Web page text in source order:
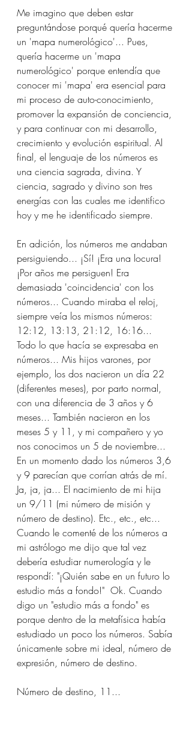
Me imagino que deben estar
preguntándose porqué quería hacerme
un 'mapa numerológico'... Pues,
quería hacerme un 'mapa
numerológico' porque entendía que
conocer mi 'mapa' era esencial para
mi proceso de auto-conocimiento,
promover la expansión de conciencia,
y para continuar con mi desarrollo,
crecimiento y evolución espiritual. Al
final, el lenguaje de los números es
una ciencia sagrada, divina. Y
ciencia, sagrado y divino son tres
energías con las cuales me identifico
hoy y me he identificado siempre.
En adición, los números me andaban
persiguiendo... ¡Sí! ¡Era una locura!
¡Por años me persiguen! Era
demasiada 'coincidencia' con los
números... Cuando miraba el reloj,
siempre veía los mismos números:
12:12, 13:13, 21:12, 16:16...
Todo lo que hacía se expresaba en
números... Mis hijos varones, por
ejemplo, los dos nacieron un día 22
(diferentes meses), por parto normal,
con una diferencia de 3 años y 6
meses... También nacieron en los
meses 5 y 11, y mi compañero y yo
nos conocimos un 5 de noviembre...
En un momento dado los números 3,6
y 9 parecían que corrían atrás de mí.
Ja, ja, ja... El nacimiento de mi hija
un 9/11 (mi número de misión y
número de destino). Etc., etc., etc...
Cuando le comenté de los números a
mi astrólogo me dijo que tal vez
debería estudiar numerología y le
respondí: "¡Quién sabe en un futuro lo
estudio más a fondo!"  Ok. Cuando
digo un "estudio más a fondo" es
porque dentro de la metafísica había
estudiado un poco los números. Sabía
únicamente sobre mi ideal, número de
expresión, número de destino.
Número de destino, 11...